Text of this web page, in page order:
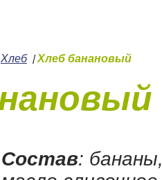
Хлеб /Хлеб банановый
Состав: бананы,